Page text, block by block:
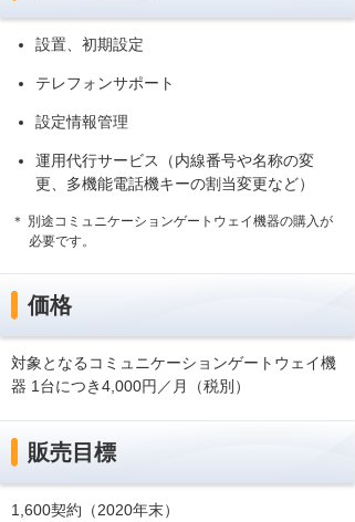
設置、初期設定
テレフォンサポート
設定情報管理
運用代行サービス（内線番号や名称の変
更、多機能電話機キーの割当変更など）
＊ 別途コミュニケーションゲートウェイ機器の購入が
必要です。
価格
対象となるコミュニケーションゲートウェイ機
器 1台につき4,000円／月（税別）
販売目標
1,600契約（2020年末）